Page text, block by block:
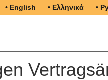
• English • Ελληνικά •